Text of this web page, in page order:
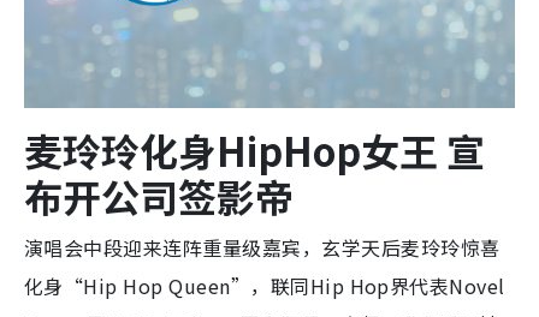
麦玲玲化身HipHop女王 宣
布开公司签影帝
演唱会中段迎来连阵重量级嘉宾，玄学天后麦玲玲惊喜
化身“Hip Hop Queen”，联同Hip Hop界代表Novel